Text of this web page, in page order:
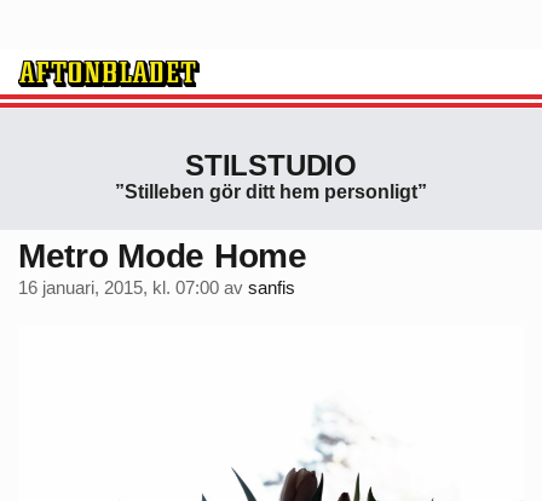
STILSTUDIO
”Stilleben gör ditt hem personligt”
Metro Mode Home
16 januari, 2015, kl. 07:00 av sanfis